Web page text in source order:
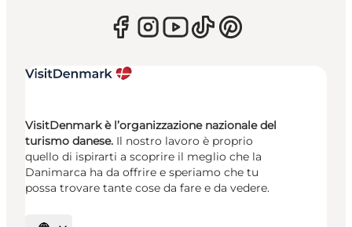
VisitDenmark è l’organizzazione nazionale del
turismo danese. Il nostro lavoro è proprio
quello di ispirarti a scoprire il meglio che la
Danimarca ha da offrire e speriamo che tu
possa trovare tante cose da fare e da vedere.